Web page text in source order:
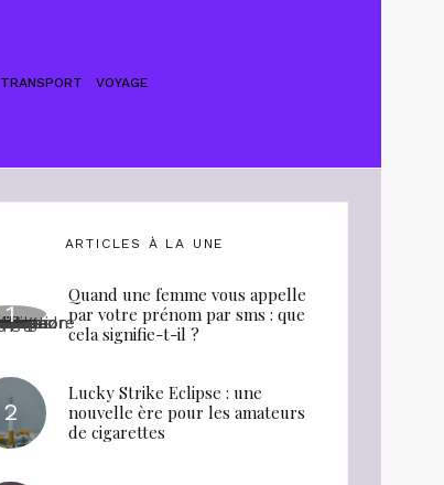
TRANSPORT VOYAGE
ARTICLES À LA UNE
Quand une femme vous appelle
par votre prénom par sms : que
cela signifie-t-il ?
Lucky Strike Eclipse : une
nouvelle ère pour les amateurs
de cigarettes